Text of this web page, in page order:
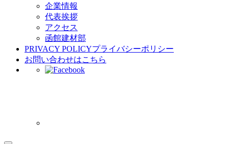
企業情報
代表挨拶
アクセス
函館建材部
PRIVACY POLICYプライバシーポリシー
お問い合わせはこちら